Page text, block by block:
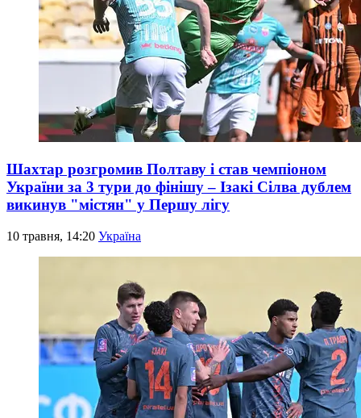
Шахтар розгромив Полтаву і став чемпіоном
України за 3 тури до фінішу – Ізакі Сілва дублем
викинув "містян" у Першу лігу
10 травня, 14:20 Україна